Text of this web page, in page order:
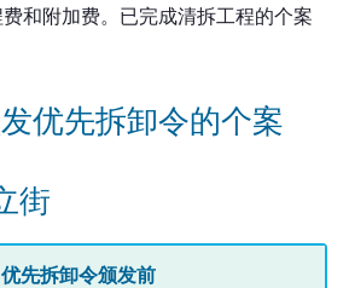
和附加费。已完成清拆工程的个案
优先拆卸令的个案
街
优先拆卸令颁发前